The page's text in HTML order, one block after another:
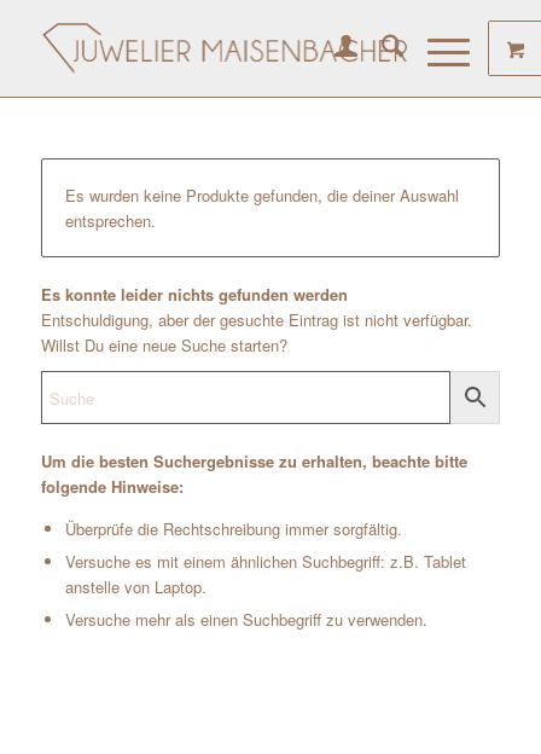
Es wurden keine Produkte gefunden, die deiner Auswahl
entsprechen.
Es konnte leider nichts gefunden werden
Entschuldigung, aber der gesuchte Eintrag ist nicht verfügbar.
Willst Du eine neue Suche starten?
Um die besten Suchergebnisse zu erhalten, beachte bitte
folgende Hinweise:
Überprüfe die Rechtschreibung immer sorgfältig.
Versuche es mit einem ähnlichen Suchbegriff: z.B. Tablet
anstelle von Laptop.
Versuche mehr als einen Suchbegriff zu verwenden.